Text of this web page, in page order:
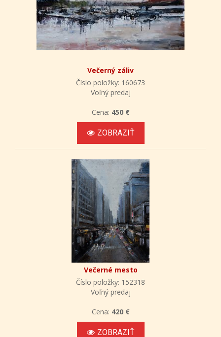
Večerný záliv
Číslo položky: 160673
Voľný predaj
Cena: 450 €
ZOBRAZIŤ
Večerné mesto
Číslo položky: 152318
Voľný predaj
Cena: 420 €
ZOBRAZIŤ